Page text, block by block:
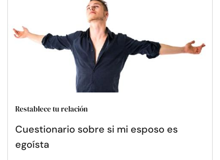
Restablece tu relación
Cuestionario sobre si mi esposo es
egoísta